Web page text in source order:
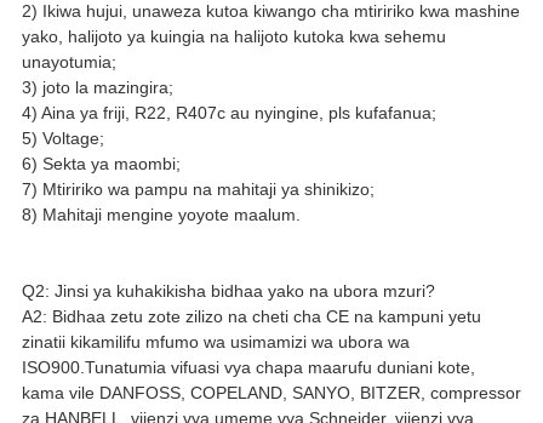
2) Ikiwa hujui, unaweza kutoa kiwango cha mtiririko kwa mashine
yako, halijoto ya kuingia na halijoto kutoka kwa sehemu
unayotumia;
3) joto la mazingira;
4) Aina ya friji, R22, R407c au nyingine, pls kufafanua;
5) Voltage;
6) Sekta ya maombi;
7) Mtiririko wa pampu na mahitaji ya shinikizo;
8) Mahitaji mengine yoyote maalum.
Q2: Jinsi ya kuhakikisha bidhaa yako na ubora mzuri?
A2: Bidhaa zetu zote zilizo na cheti cha CE na kampuni yetu
zinatii kikamilifu mfumo wa usimamizi wa ubora wa
ISO900.Tunatumia vifuasi vya chapa maarufu duniani kote,
kama vile DANFOSS, COPELAND, SANYO, BITZER, compressor
za HANBELL, vijenzi vya umeme vya Schneider, vijenzi vya